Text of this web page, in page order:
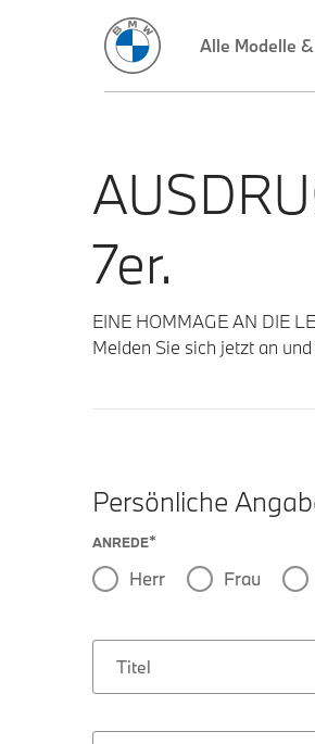
7er.
EINE HOMMAGE AN DIE
Melden Sie sich jetzt an
Persönliche
ANREDE
Herr Frau
Titel